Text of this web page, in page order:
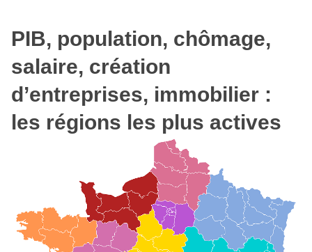
PIB, population, chômage,
salaire, création
d’entreprises, immobilier :
les régions les plus actives